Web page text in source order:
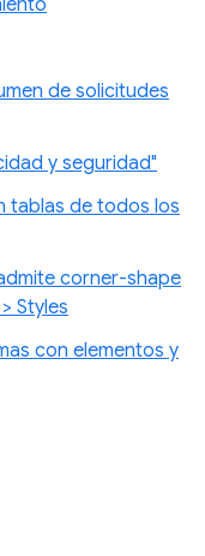
de solicitudes
y seguridad"
tablas de todos los
corner-shape
Styles
con elementos y